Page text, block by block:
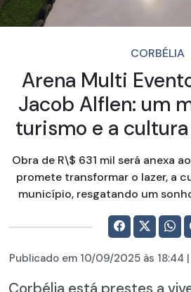
CORBÉLIA
Arena Multi
Jacob Alflen: um
turismo e a
Obra de R\$ 631 mil será anexa
promete transformar o lazer, a
município, resgatando um
Publicado em 10/09/2025 às 18:44
Corbélia está prestes a